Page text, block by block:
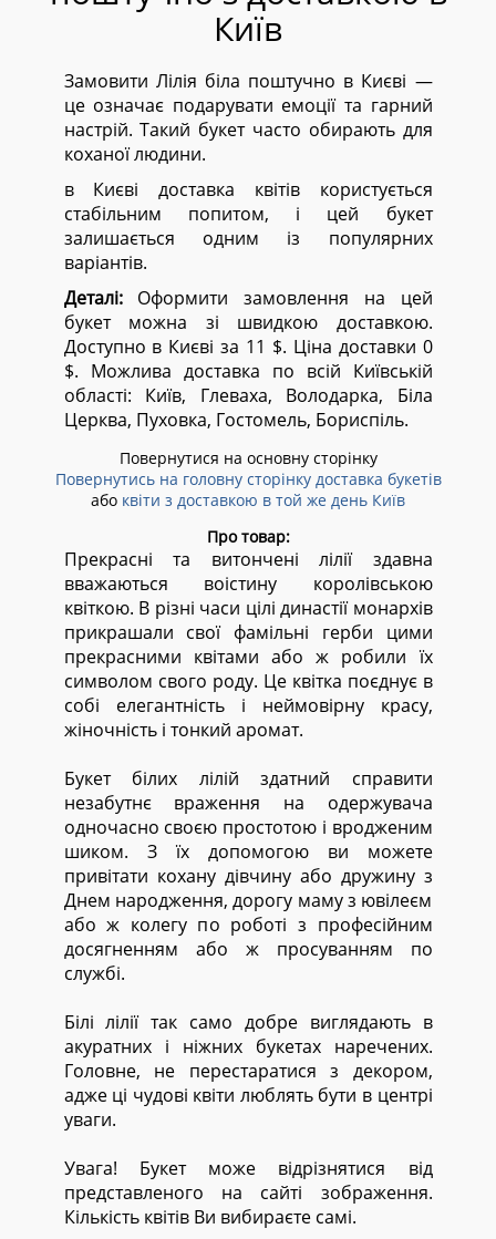
Київ
Замовити Лілія біла поштучно в Києві —
це означає подарувати емоції та гарний
настрій. Такий букет часто обирають для
коханої людини.
в Києві доставка квітів користується
стабільним попитом, і цей букет
залишається одним із популярних
варіантів.
Деталі:Оформити замовлення на цей
букет можна зі швидкою доставкою.
Доступно в Києві за 11 $. Ціна доставки 0
$. Можлива доставка по всій Київській
області: Київ, Глеваха, Володарка, Біла
Церква, Пуховка, Гостомель, Бориспіль.
Повернутися на основну сторінку
Повернутись на головну сторінку доставка букетів
або квіти з доставкою в той же день Київ
Про товар:
Прекрасні та витончені лілії здавна
вважаються воістину королівською
квіткою. В різні часи цілі династії монархів
прикрашали свої фамільні герби цими
прекрасними квітами або ж робили їх
символом свого роду. Це квітка поєднує в
собі елегантність і неймовірну красу,
жіночність і тонкий аромат.
Букет білих лілій здатний справити
незабутнє враження на одержувача
одночасно своєю простотою і вродженим
шиком. З їх допомогою ви можете
привітати кохану дівчину або дружину з
Днем народження, дорогу маму з ювілеєм
або ж колегу по роботі з професійним
досягненням або ж просуванням по
службі.
Білі лілії так само добре виглядають в
акуратних і ніжних букетах наречених.
Головне, не перестаратися з декором,
адже ці чудові квіти люблять бути в центрі
уваги.
Увага! Букет може відрізнятися від
представленого на сайті зображення.
Кількість квітів Ви вибираєте самі.